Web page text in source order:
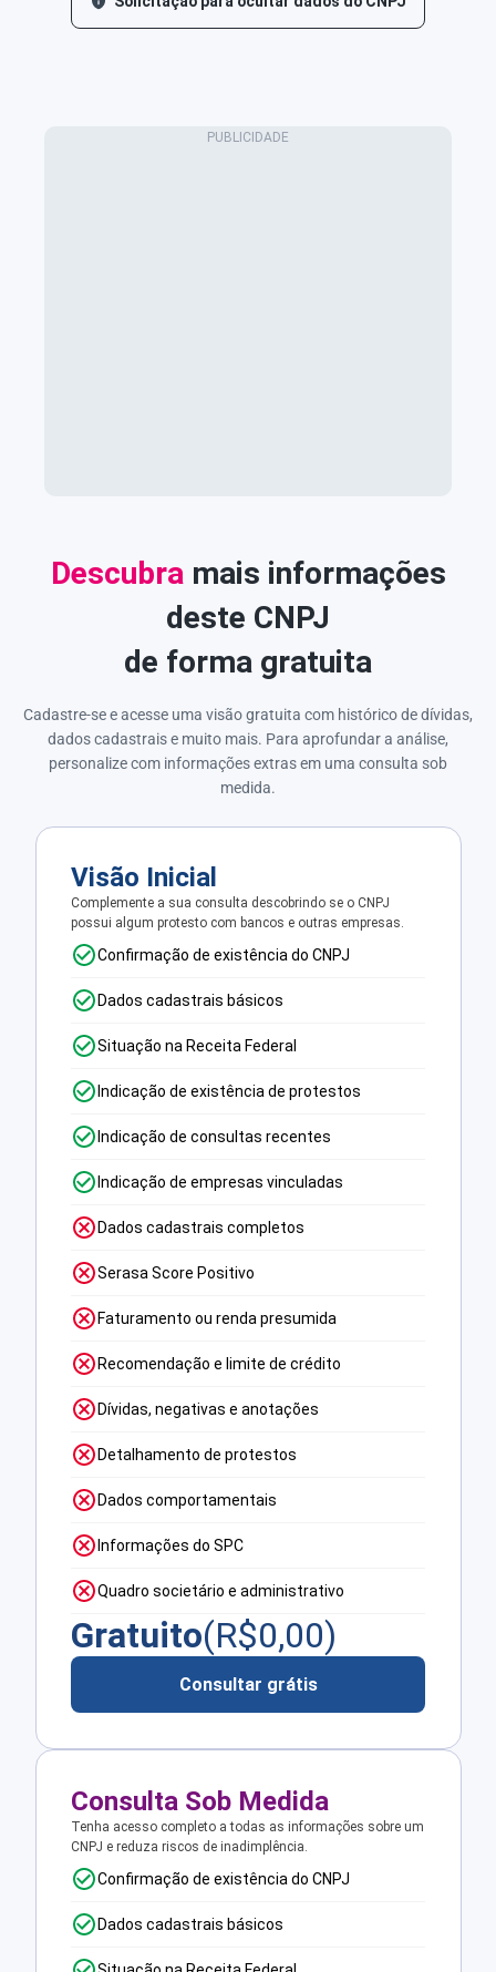
Descubra mais informações
deste CNPJ
de forma gratuita
Cadastre-se e acesse uma visão gratuita com histórico de dívidas,
dados cadastrais e muito mais. Para aprofundar a análise,
personalize com informações extras em uma consulta sob
medida.
Visão Inicial
Complemente a sua consulta descobrindo se o CNPJ
possui algum protesto com bancos e outras empresas.
Confirmação de existência do CNPJ
Dados cadastrais básicos
Situação na Receita Federal
Indicação de existência de protestos
Indicação de consultas recentes
Indicação de empresas vinculadas
Dados cadastrais completos
Serasa Score Positivo
Faturamento ou renda presumida
Recomendação e limite de crédito
Dívidas, negativas e anotações
Detalhamento de protestos
Dados comportamentais
Informações do SPC
Quadro societário e administrativo
Gratuito(R$0,00)
Consultar grátis
Consulta Sob Medida
Tenha acesso completo a todas as informações sobre um
CNPJ e reduza riscos de inadimplência.
Confirmação de existência do CNPJ
Dados cadastrais básicos